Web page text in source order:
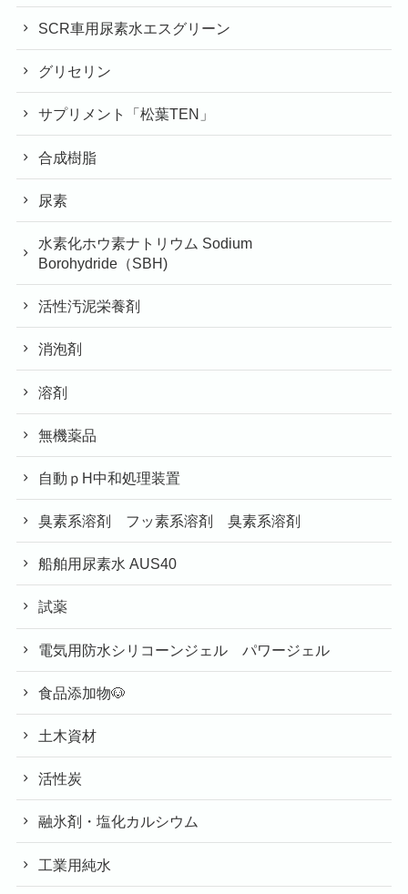
SCR車用尿素水エスグリーン
グリセリン
サプリメント「松葉TEN」
合成樹脂
尿素
水素化ホウ素ナトリウム Sodium
Borohydride（SBH)
活性汚泥栄養剤
消泡剤
溶剤
無機薬品
自動ｐH中和処理装置
臭素系溶剤 フッ素系溶剤 臭素系溶剤
船舶用尿素水 AUS40
試薬
電気用防水シリコーンジェル パワージェル
食品添加物🐶
土木資材
活性炭
融氷剤・塩化カルシウム
工業用純水